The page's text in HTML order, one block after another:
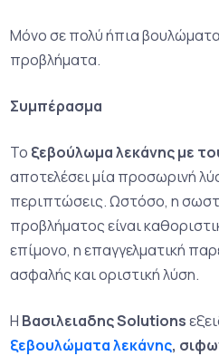
Μόνο σε πολύ ήπια
προβλήματα.
Συμπέρασμα
Το ξεβούλωμα λεκάνης με
αποτελέσει μία προσωρινή
περιπτώσεις. Ωστόσο, η
προβλήματος είναι
επίμονο, η επαγγελματική
ασφαλής και οριστική λύση.
Η Βασιλειαδης Solutions
ξεβουλώματα λεκάνης,